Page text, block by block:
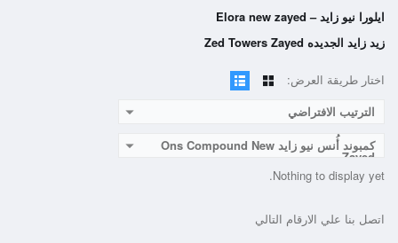
ايلورا نيو زايد – Elora new zayed
زيد زايد الجديده Zed Towers Zayed
اختار طريقة العرض:
الترتيب الافتراضي
كمبوند أُنس نيو زايد Ons Compound New
Zayed
Nothing to display yet.
اتصل بنا علي الارقام التالي